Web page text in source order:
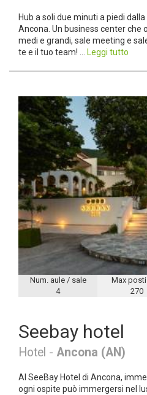
Hub a soli due minuti a piedi
Ancona. Un business center che
medi e grandi, sale meeting e
te e il tuo team! ...
Leggi tutto
Num. aule / sale
4
Max
270
Seebay hotel
Hotel - Ancona (AN)
Al SeeBay Hotel di Ancona,
ogni ospite può immergersi nel